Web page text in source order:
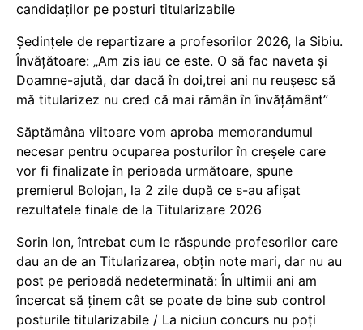
candidaților pe posturi titularizabile
Ședințele de repartizare a profesorilor 2026, la Sibiu.
Învățătoare: „Am zis iau ce este. O să fac naveta și
Doamne-ajută, dar dacă în doi,trei ani nu reușesc să
mă titularizez nu cred că mai rămân în învățământ”
Săptămâna viitoare vom aproba memorandumul
necesar pentru ocuparea posturilor în creșele care
vor fi finalizate în perioada următoare, spune
premierul Bolojan, la 2 zile după ce s-au afișat
rezultatele finale de la Titularizare 2026
Sorin Ion, întrebat cum le răspunde profesorilor care
dau an de an Titularizarea, obțin note mari, dar nu au
post pe perioadă nedeterminată: În ultimii ani am
încercat să ținem cât se poate de bine sub control
posturile titularizabile / La niciun concurs nu poți